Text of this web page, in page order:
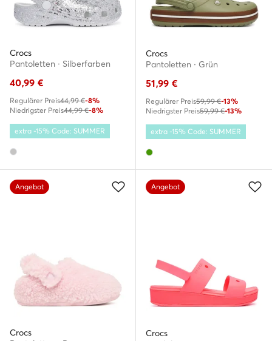
Crocs
Pantoletten · Silberfarben
40,99 €
Regulärer Preis44,99 €-8%
Niedrigster Preis44,99 €-8%
extra -15% Code: SUMMER
Crocs
Pantoletten · Grün
51,99 €
Regulärer Preis59,99 €-13%
Niedrigster Preis59,99 €-13%
extra -15% Code: SUMMER
Angebot
Crocs
Angebot
Crocs